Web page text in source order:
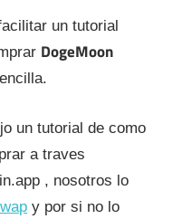
un tutorial
DogeMoon
un tutorial de como
a traves
, nosotros lo
y por si no lo